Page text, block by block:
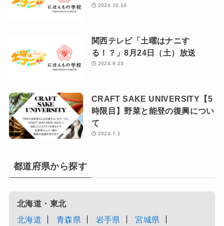
2024.10.10
関西テレビ「土曜はナニす
る！？」8月24日（土）放送
2024.8.23
CRAFT SAKE UNIVERSITY【5
時限目】野菜と能登の復興につい
て
2024.7.1
都道府県から探す
北海道・東北
北海道
青森県 岩手県
宮城県